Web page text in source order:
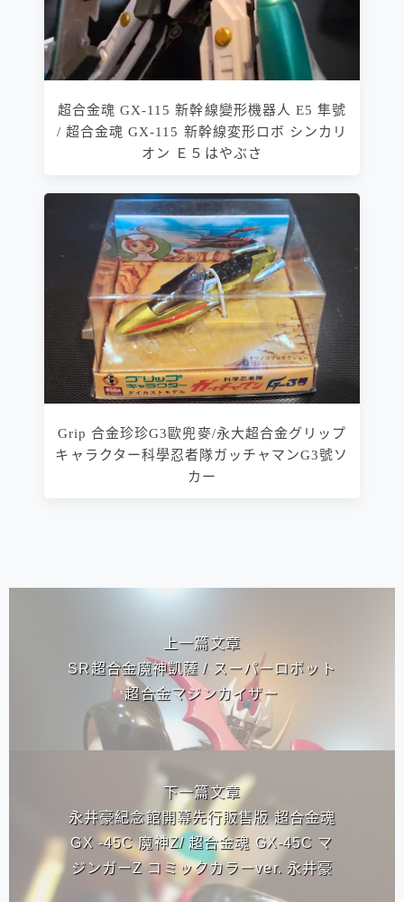
超合金魂 GX-115 新幹線變形機器人 E5 隼號
/ 超合金魂 GX-115 新幹線変形ロボ シンカリ
オン Ｅ５はやぶさ
Grip 合金珍珍G3歐兜麥/永大超合金グリップ
キャラクター科學忍者隊ガッチャマンG3號ソ
カー
上一篇文章
SR超合金魔神凱薩 / スーパーロボット
超合金マジンカイザー
下一篇文章
永井豪紀念館開幕先行販售版 超合金魂
GX -45C 魔神Z/ 超合金魂 GX-45C マ
ジンガーZ コミックカラーver. 永井豪
記念館